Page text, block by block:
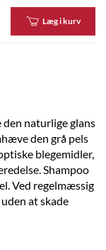
Læg i kurv
den naturlige glans
den grå pels
blegemidler,
Shampoo
Ved regelmæssig
at skade